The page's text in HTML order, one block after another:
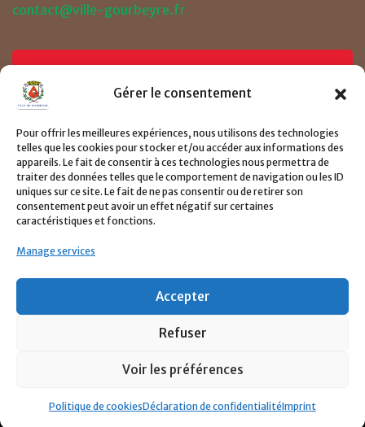
Gérer le consentement
Pour offrir les meilleures expériences, nous utilisons des technologies
telles que les cookies pour stocker et/ou accéder aux informations des
appareils. Le fait de consentir à ces technologies nous permettra de
traiter des données telles que le comportement de navigation ou les ID
uniques sur ce site. Le fait de ne pas consentir ou de retirer son
consentement peut avoir un effet négatif sur certaines
caractéristiques et fonctions.
Manage services
Accepter
Refuser
Voir les préférences
Politique de cookiesDéclaration de confidentialitéImprint
contact@ville-gourbeyre.fr
Prendre un RDV
Consulter le page de demande de RDV ici
CLIQUER ICI
Powered By SHK & W2W.
FAQ
Prendre un RDV Contact